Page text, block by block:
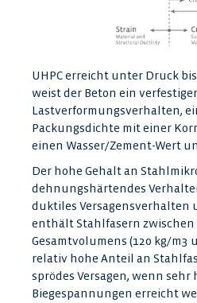
UHPC erreicht unter Druck bis
weist der Beton ein
Lastverformungsverhalten,
Packungsdichte mit einer
einen Wasser/Zement-Wert
Der hohe Gehalt an
dehnungshärtendes
duktiles Versagensverhalten
enthält Stahlfasern zwischen
Gesamtvolumens (120 kg/m3
relativ hohe Anteil an
sprödes Versagen, wenn sehr
Biegespannungen erreicht